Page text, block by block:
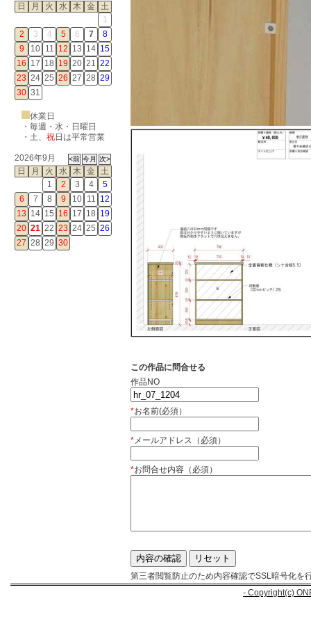
日
月 火 水 木 金
土
1
2
3 4 5 6 7
8
9
10 11 12 13 14 15
16 17 18 19 20 21 22
23 24 25 26 27 28 29
30 31
休業日
・毎週・水・日曜日
・ 土、 祝日は平常営業
2026年9月
日
月 火 水 木 金
土
1
2 3 4
5
6
7 8 9 10 11 12
13 14 15 16 17 18 19
20 21 22 23 24 25 26
27 28 29 30
この作品に問合せる
作品NO
*お名前(必須）
*メールアドレス（必須）
*お問合せ内容（必須）
第三者閲覧防止のため内容確認でSSL暗号化を
- Copyright(c)